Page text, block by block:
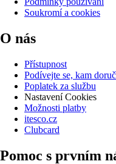
Soukromí a cookies
O nás
Přístupnost
Podívejte se, kam
Poplatek za službu
Nastavení Cookies
Možnosti platby
itesco.cz
Clubcard
Pomoc s prvním